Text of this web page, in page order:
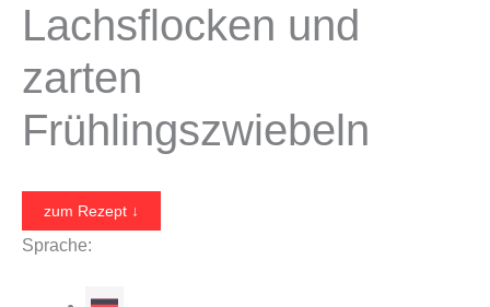
Lachsflocken und
zarten
Frühlingszwiebeln
zum Rezept ↓
Sprache: